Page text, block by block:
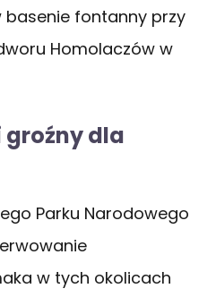
fontanny przy
Homolaczów w
groźny dla
Parku Narodowego
w tych okolicach